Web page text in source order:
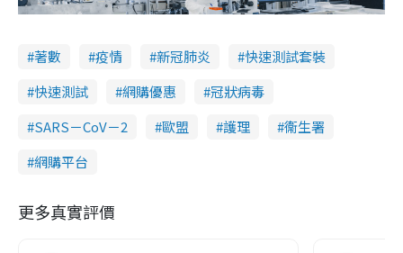
著數 疫情 新冠肺炎
快速測試套裝
快速測試
網購優惠
冠狀病毒
SARS－CoV－2
歐盟 護理
衞生署
網購平台
更多真實評價